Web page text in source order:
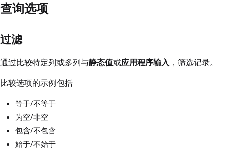
查询选项
过滤
通过比较特定列或多列与静态值或应用程序输入 ，筛选记录。
比较选项的示例包括
等于/不等于
为空/非空
包含/不包含
始于/不始于